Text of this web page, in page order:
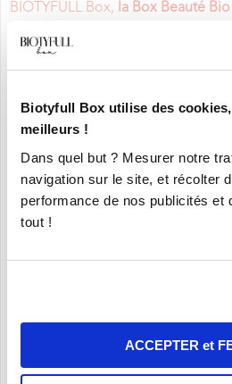
Biotyfull Box utilise des
meilleurs !
Dans quel but ? Mesurer notre
navigation sur le site, et récolter
performance de nos publicités et
tout !
ACCEPTER et
BIOTYFULL Box,
la Box Beauté Bio
JE DÉCOUVRE LA
En ce moment :
Craquez pour vos 8 Nouvelles Box